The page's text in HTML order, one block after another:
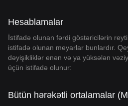
Hesablamalar
İstifadə olunan fərdi göstəricilərin
istifadə olunan meyarlar bunlardır.
dəyişikliklər enən və ya yüksələn
üçün istifadə olunur:
Bütün hərəkətli ortalamalar